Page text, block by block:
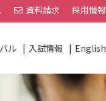
資料請求 採用情報
ル 入試情報 English